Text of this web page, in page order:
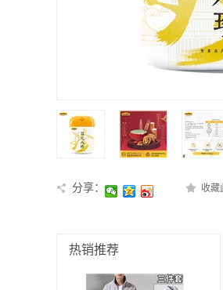
分享： 收藏
热销推荐